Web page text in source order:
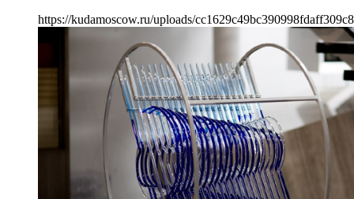
https://kudamoscow.ru/uploads/